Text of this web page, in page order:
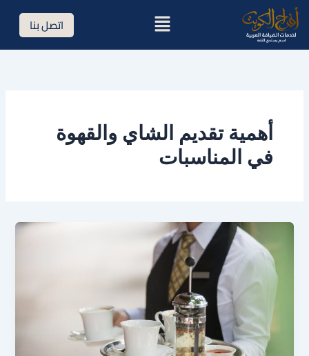
تخطي
إلى
المحتوى
القائمة اتصل بنا
أهمية تقديم الشاي والقهوة
في المناسبات